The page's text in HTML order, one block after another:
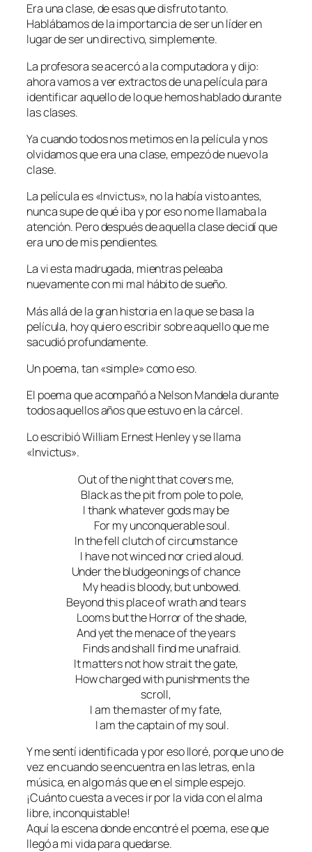
Era una clase, de esas que disfruto tanto.
Hablábamos de la importancia de ser un líder en
lugar de ser un directivo, simplemente.
La profesora se acercó a la computadora y dijo:
ahora vamos a ver extractos de una película para
identificar aquello de lo que hemos hablado durante
las clases.
Ya cuando todos nos metimos en la película y nos
olvidamos que era una clase, empezó de nuevo la
clase.
La película es «Invictus», no la había visto antes,
nunca supe de qué iba y por eso no me llamaba la
atención. Pero después de aquella clase decidí que
era uno de mis pendientes.
La vi esta madrugada, mientras peleaba
nuevamente con mi mal hábito de sueño.
Más allá de la gran historia en la que se basa la
película, hoy quiero escribir sobre aquello que me
sacudió profundamente.
Un poema, tan «simple» como eso.
El poema que acompañó a Nelson Mandela durante
todos aquellos años que estuvo en la cárcel.
Lo escribió William Ernest Henley y se llama
«Invictus».
Out of the night that covers me,
Black as the pit from pole to pole,
I thank whatever gods may be
For my unconquerable soul.
In the fell clutch of circumstance
I have not winced nor cried aloud.
Under the bludgeonings of chance
My head is bloody, but unbowed.
Beyond this place of wrath and tears
Looms but the Horror of the shade,
And yet the menace of the years
Finds and shall find me unafraid.
It matters not how strait the gate,
How charged with punishments the
scroll,
I am the master of my fate,
I am the captain of my soul.
Y me sentí identificada y por eso lloré, porque uno de
vez en cuando se encuentra en las letras, en la
música, en algo más que en el simple espejo.
¡Cuánto cuesta a veces ir por la vida con el alma
libre, inconquistable!
Aquí la escena donde encontré el poema, ese que
llegó a mi vida para quedarse.